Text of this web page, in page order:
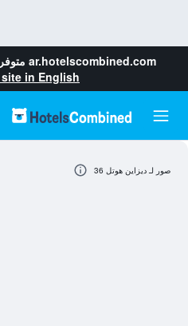
ar.hotelscombined.com
in English
صور لـ ديزاين هوتل 36